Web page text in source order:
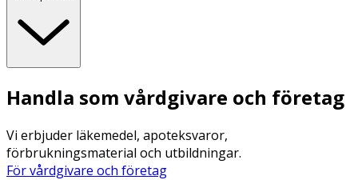
Handla som vårdgivare och företag
Vi erbjuder läkemedel, apoteksvaror,
förbrukningsmaterial och utbildningar.
För vårdgivare och företag